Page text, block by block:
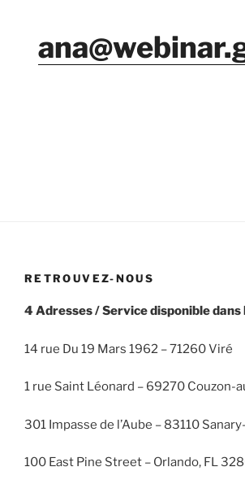
RETROUVEZ-NOUS
4 Adresses / Service disponible
14 rue Du 19 Mars 1962 – 71260 Viré
1 rue Saint Léonard – 69270 Couzon-
301 Impasse de l’Aube – 83110
100 East Pine Street – Orlando, FL